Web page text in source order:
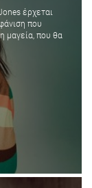
έρχεται
που
μαγεία, που θα